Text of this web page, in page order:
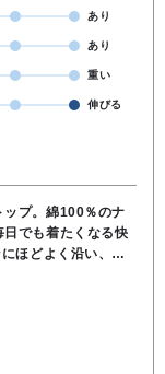
あり
あり
重い
伸びる
ップ。綿100％のナ
でも着たくなる快
ほどよく沿い、す
ケットやシャツの
めてくれる万能ア